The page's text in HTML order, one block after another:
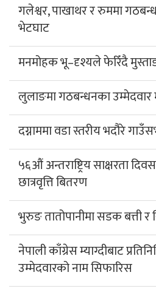
गलेश्वर, पाखाथर र रुममा
भेटघाट
मनमोहक भू–दृश्यले फेरिँदै
लुलाङमा गठबन्धनका उम्मेदवार
दग्नाममा वडा स्तरीय भदौरे
५६औं अन्तराष्ट्रिय साक्षरता
छात्रवृत्ति बितरण
भुरुङ तातोपानीमा सडक बत्ती र
नेपाली काँग्रेस म्याग्दीबाट
उम्मेदवारको नाम सिफारिस